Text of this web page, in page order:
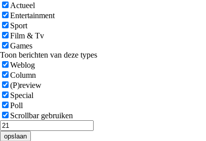
Actueel
Entertainment
Sport
Film & Tv
Games
Toon berichten van deze types
Weblog
Column
(P)review
Special
Poll
Scrollbar gebruiken
opslaan